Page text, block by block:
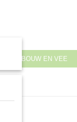
LANDBOUW EN VEE